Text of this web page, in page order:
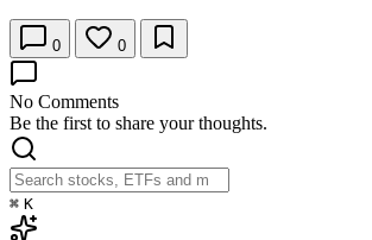
0 0
No Comments
Be the first to share your thoughts.
⌘ K